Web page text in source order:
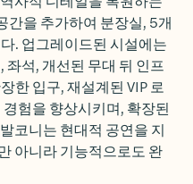
간을 추가하여 분장실, 5개
. 업그레이드된 시설에는
석, 개선된 무대 뒤 인프
한 입구, 재설계된 VIP 로
험을 향상시키며, 확장된
코니는 현대적 공연을 지
아니라 기능적으로도 완